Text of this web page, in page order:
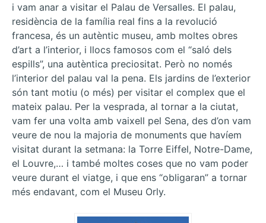
i vam anar a visitar el Palau de Versalles. El palau,
residència de la família real fins a la revolució
francesa, és un autèntic museu, amb moltes obres
d’art a l’interior, i llocs famosos com el “saló dels
espills”, una autèntica preciositat. Però no només
l’interior del palau val la pena. Els jardins de l’exterior
són tant motiu (o més) per visitar el complex que el
mateix palau. Per la vesprada, al tornar a la ciutat,
vam fer una volta amb vaixell pel Sena, des d’on vam
veure de nou la majoria de monuments que havíem
visitat durant la setmana: la Torre Eiffel, Notre-Dame,
el Louvre,… i també moltes coses que no vam poder
veure durant el viatge, i que ens “obligaran” a tornar
més endavant, com el Museu Orly.